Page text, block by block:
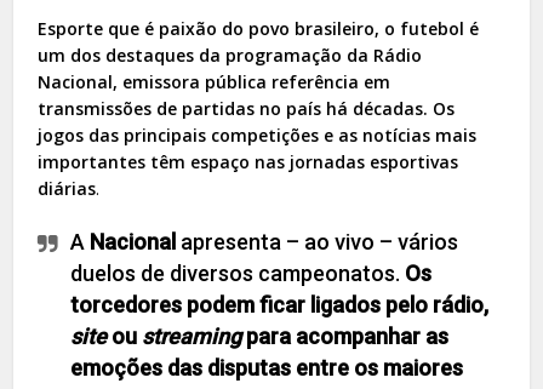
Esporte que é paixão do povo brasileiro, o futebol é
um dos destaques da programação da Rádio
Nacional, emissora pública referência em
transmissões de partidas no país há décadas. Os
jogos das principais competições e as notícias mais
importantes têm espaço nas jornadas esportivas
diárias.
A Nacional apresenta – ao vivo – vários
duelos de diversos campeonatos. Os
torcedores podem ficar ligados pelo rádio,
siteou streamingpara acompanhar as
emoções das disputas entre os maiores